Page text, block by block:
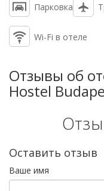
Парковка
Wi-Fi в отеле
Отзывы об
Hostel
Оставить отзыв
Ваше имя